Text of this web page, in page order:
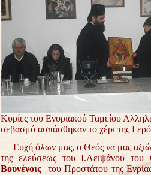
Κυρίες του Ενοριακού Ταμείου
σεβασμό ασπάσθηκαν το χέρι της
Ευχή όλων μας, ο Θεός να μας
της ελεύσεως του Ι.Λειψάνου του
Βουνένοις του Προστάτου της